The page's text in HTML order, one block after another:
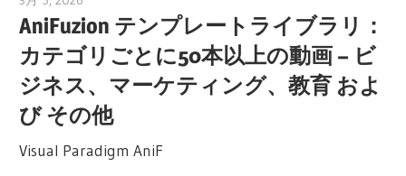
AniFuzion テンプレートライブラリ：
カテゴリごとに50本以上の動画 – ビ
ジネス、マーケティング、教育 およ
び その他
Visual Paradigm AniF